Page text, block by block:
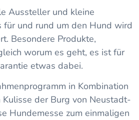
Aussteller und kleine
für und rund um den Hund wird
Besondere Produkte,
worum es geht, es ist für
etwas dabei.
in Kombination
der Burg von Neustadt-
Hundemesse zum einmaligen